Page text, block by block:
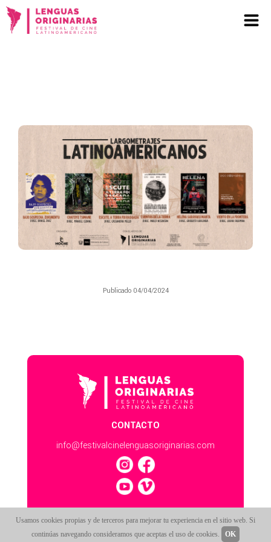
Publicado 04/04/2024
CONTACTO
info@festivalcinelenguasoriginarias.com
ESTE SITIO FUNCIONA CON SALA247
Usamos cookies propias y de terceros para mejorar tu experiencia en el sitio web. Si
continúas navegando consideramos que aceptas el uso de cookies.
OK